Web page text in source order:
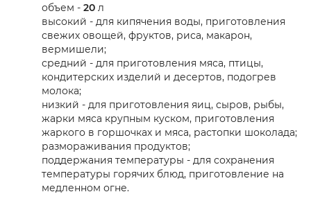
объем - 20 л
высокий - для кипячения воды, приготовления
свежих овощей, фруктов, риса, макарон,
вермишели;
средний - для приготовления мяса, птицы,
кондитерских изделий и десертов, подогрев
молока;
низкий - для приготовления яиц, сыров, рыбы,
жарки мяса крупным куском, приготовления
жаркого в горшочках и мяса, растопки шоколада;
размораживания продуктов;
поддержания температуры - для сохранения
температуры горячих блюд, приготовление на
медленном огне.